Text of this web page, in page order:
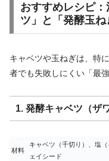
おすすめレシピ
ツ」と「発酵玉ね
キャベツや玉ねぎは、特
者でも失敗しにくい「最
1. 発酵キャベツ（ザ
材料
キャベツ（千切り）、塩
ェイシード